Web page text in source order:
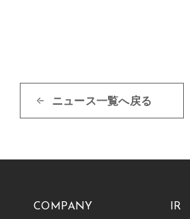
ニュース一覧へ戻る
COMPANY IR